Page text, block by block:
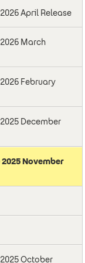
April Release
March
February
December
November
October